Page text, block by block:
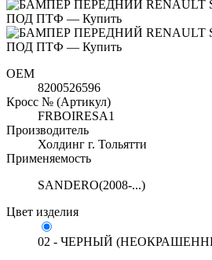
OEM
8200526596
Кросс № (Артикул)
FRBOIRESA1
Производитель
Холдинг г. Тольятти
Применяемость
SANDERO(2008-...)
Цвет изделия
02 - ЧЕРНЫЙ